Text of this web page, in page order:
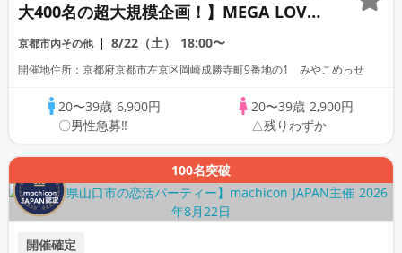
大400名の超大規模企画！】MEGA LOVE
FES～恋が動き出す出会いの祭典～
京都市内その他 8/22（土） 18:00〜
開催地住所：京都府京都市左京区岡崎成勝寺町9番地の1 みやこめっせ
20〜39歳6,900円
〇男性急募‼
20〜39歳2,900円
△残りわずか
100名突破
開催確定